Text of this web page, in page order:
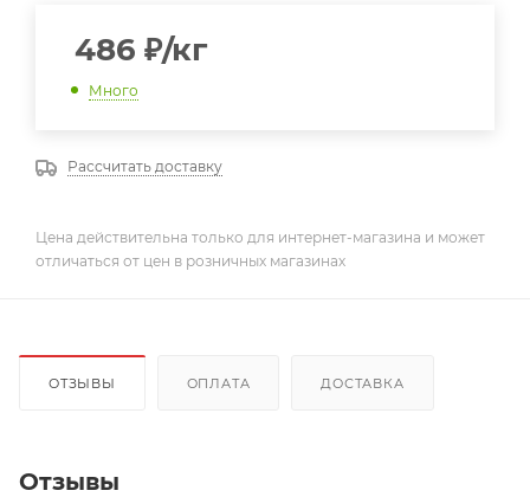
486 ₽/кг
Много
Рассчитать доставку
Цена действительна только для интернет-магазина и может
отличаться от цен в розничных магазинах
ОТЗЫВЫ ОПЛАТА ДОСТАВКА
Отзывы